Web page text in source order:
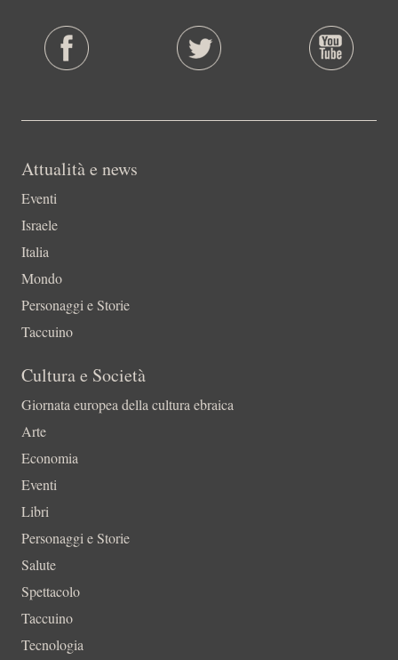
Attualità e news
Eventi
Israele
Italia
Mondo
Personaggi e Storie
Taccuino
Cultura e Società
Giornata europea della cultura ebraica
Arte
Economia
Eventi
Libri
Personaggi e Storie
Salute
Spettacolo
Taccuino
Tecnologia